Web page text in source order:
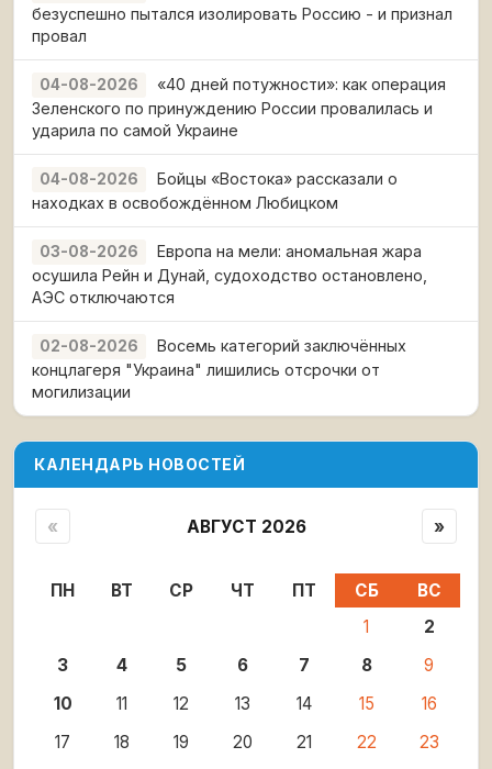
безуспешно пытался изолировать Россию - и признал
провал
04-08-2026
«40 дней потужности»: как операция
Зеленского по принуждению России провалилась и
ударила по самой Украине
04-08-2026
Бойцы «Востока» рассказали о
находках в освобождённом Любицком
03-08-2026
Европа на мели: аномальная жара
осушила Рейн и Дунай, судоходство остановлено,
АЭС отключаются
02-08-2026
Восемь категорий заключённых
концлагеря "Украина" лишились отсрочки от
могилизации
КАЛЕНДАРЬ НОВОСТЕЙ
« АВГУСТ 2026 »
ПН ВТ СР ЧТ ПТ СБ
ВС
1
2
3
4 5 6 7 8
9
10
11 12 13 14 15
16
17
18 19 20 21 22
23